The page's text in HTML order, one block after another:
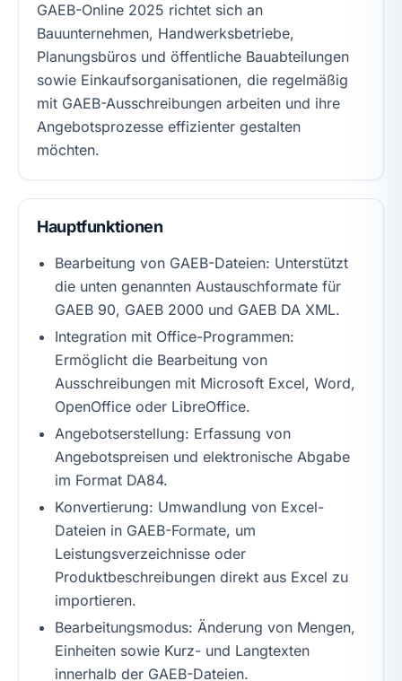
GAEB-Online 2025 richtet sich an
Bauunternehmen, Handwerksbetriebe,
Planungsbüros und öffentliche Bauabteilungen
sowie Einkaufsorganisationen, die regelmäßig
mit GAEB-Ausschreibungen arbeiten und ihre
Angebotsprozesse effizienter gestalten
möchten.
Hauptfunktionen
Bearbeitung von GAEB-Dateien: Unterstützt
die unten genannten Austauschformate für
GAEB 90, GAEB 2000 und GAEB DA XML.
Integration mit Office-Programmen:
Ermöglicht die Bearbeitung von
Ausschreibungen mit Microsoft Excel, Word,
OpenOffice oder LibreOffice.
Angebotserstellung: Erfassung von
Angebotspreisen und elektronische Abgabe
im Format DA84.
Konvertierung: Umwandlung von Excel-
Dateien in GAEB-Formate, um
Leistungsverzeichnisse oder
Produktbeschreibungen direkt aus Excel zu
importieren.
Bearbeitungsmodus: Änderung von Mengen,
Einheiten sowie Kurz- und Langtexten
innerhalb der GAEB-Dateien.